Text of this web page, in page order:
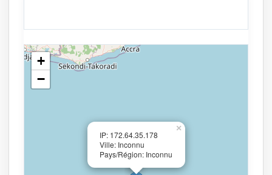
IP: 172.64.35.178
Ville: Inconnu
Pays/Région: Inconnu
×
+
−